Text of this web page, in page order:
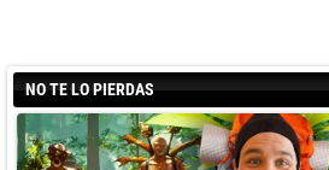
NO TE LO PIERDAS